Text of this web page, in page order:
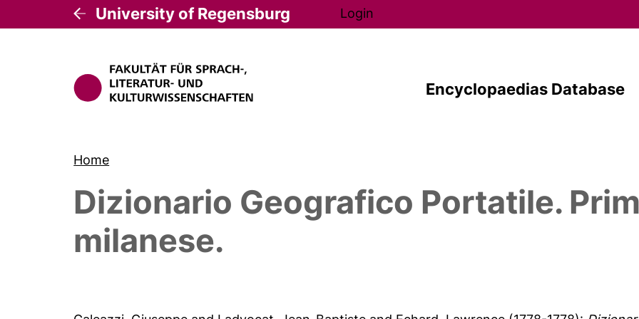
University of Regensburg Login
Encyclopaedias Database
Home
Dizionario Geografico Portatile.
milanese.